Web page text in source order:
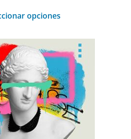
precios:
desde
€69.00
hasta
€99.00
opciones